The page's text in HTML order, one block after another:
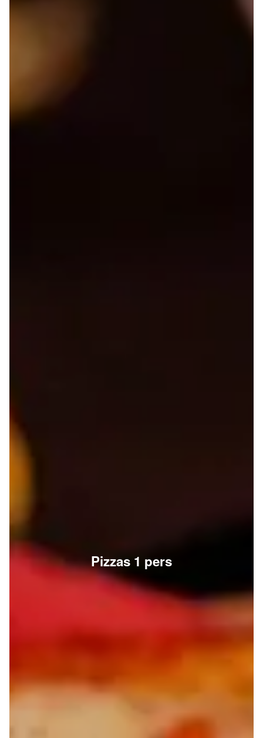
Pizzas 1 pers